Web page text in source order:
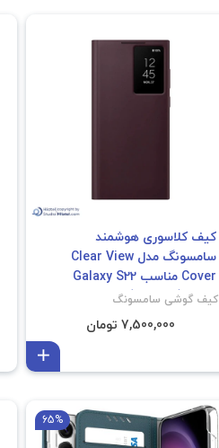
فروش ویژه
کیف کلاسوری هوشمند
سامسونگ مدل Clear View
Cover مناسب Galaxy S22
Ultra (غیر اصل)
کیف گوشی سامسونگ
7,500,000 تومان
65%